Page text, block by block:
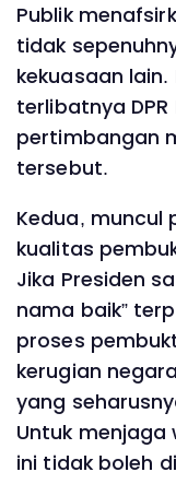
Publik
tidak
kekuasaan lain.
terlibatnya
pertimbangan
tersebut.
Kedua, muncul
kualitas
Jika Presiden
nama baik”
proses
kerugian
yang
Untuk
ini tidak boleh